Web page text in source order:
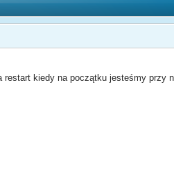
kiedy na początku jesteśmy przy